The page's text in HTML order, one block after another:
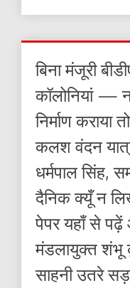
बिना मंजूरी
कॉलोनियां —
निर्माण कराया
कलश वंदन
धर्मपाल सिंह,
दैनिक क्यूँ न
पेपर यहाँ से
मंडलायुक्त शंभू
साहनी उतरे